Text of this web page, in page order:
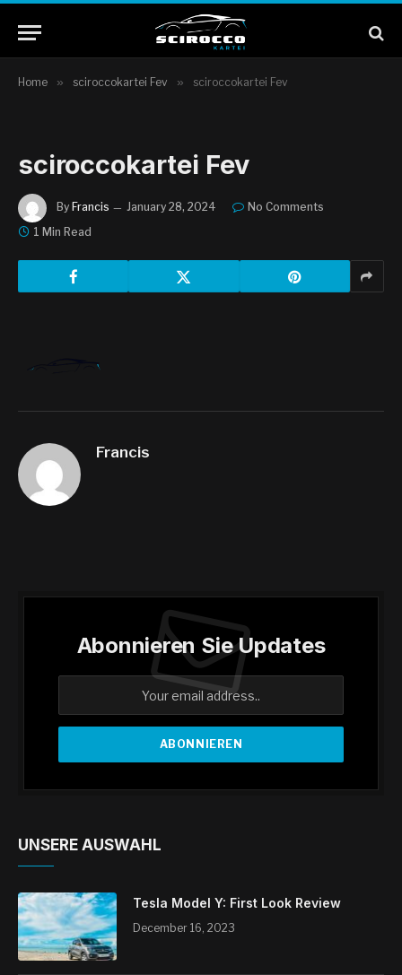
Home » sciroccokartei Fev » sciroccokartei Fev
sciroccokartei Fev
By Francis January 28, 2024
No Comments
1 Min Read
Francis
Abonnieren Sie Updates
UNSERE AUSWAHL
Tesla Model Y: First Look Review
December 16, 2023